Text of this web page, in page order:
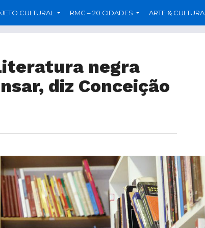
CULTURAL RMC – 20 CIDADES ARTE & CULTURA
negra
diz Conceição